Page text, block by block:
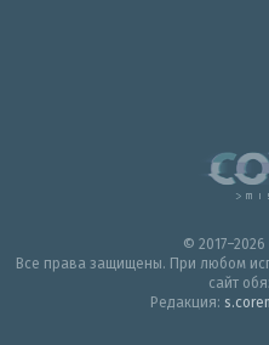
© 2017–2026
Все права защищены. При любом
сайт
Редакция: